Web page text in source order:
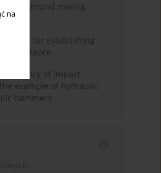
na
underground mining
for establishing
resistance
efficiency of impact
example of hydraulic
hammers